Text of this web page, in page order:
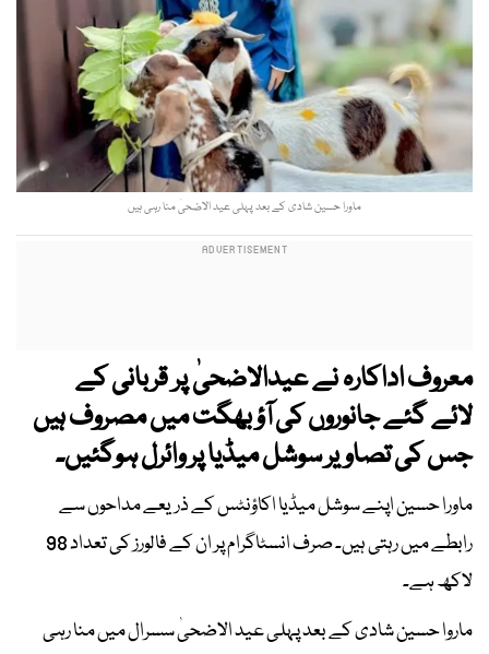
ماورا حسین شادی کے بعد پہلی عید الاضحیٰ منا رہی ہیں
معروف اداکارہ نے عیدالاضحیٰ پر قربانی کے
لائے گئے جانوروں کی آؤ بھگت میں مصروف ہیں
جس کی تصاویر سوشل میڈیا پر وائرل ہوگئیں۔
ماورا حسین اپنے سوشل میڈیا اکاؤنٹس کے ذریعے مداحوں سے
رابطے میں رہتی ہیں۔ صرف انسٹاگرام پر ان کے فالورز کی تعداد 98
لاکھ ہے۔
ماروا حسین شادی کے بعد پہلی عید الاضحیٰ سسرال میں منا رہی